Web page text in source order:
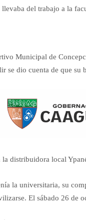
del trabajo a la
Municipal de
se dio cuenta de que su
distribuidora local
la universitaria, su
El sábado 26 de